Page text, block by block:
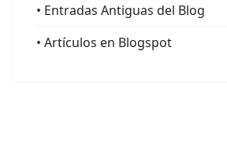
• Entradas Antiguas del Blog
• Artículos en Blogspot